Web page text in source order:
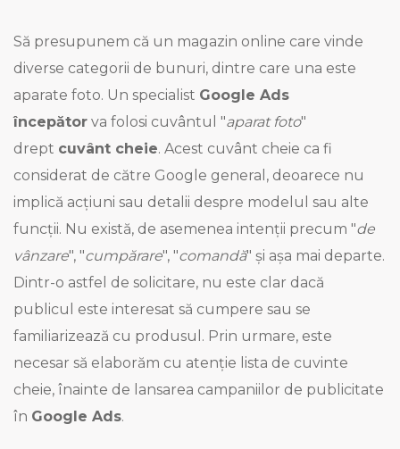
Să presupunem că un magazin online care vinde
diverse categorii de bunuri, dintre care una este
aparate foto. Un specialist Google Ads
începător va folosi cuvântul "aparat foto"
drept cuvânt cheie. Acest cuvânt cheie ca fi
considerat de către Google general, deoarece nu
implică acțiuni sau detalii despre modelul sau alte
funcții. Nu există, de asemenea intenții precum "de
vânzare", "cumpărare", "comandă" și așa mai departe.
Dintr-o astfel de solicitare, nu este clar dacă
publicul este interesat să cumpere sau se
familiarizează cu produsul. Prin urmare, este
necesar să elaborăm cu atenție lista de cuvinte
cheie, înainte de lansarea campaniilor de publicitate
în Google Ads.